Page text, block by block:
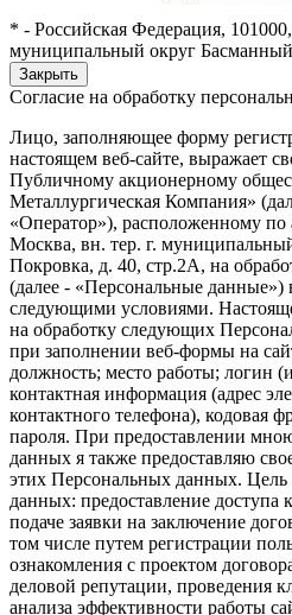
* - Российская Федерация,
муниципальный округ
Закрыть
Согласие на обработку
Лицо, заполняющее форму
настоящем веб-сайте, выражает
Публичному акционерному
Металлургическая Компания»
«Оператор»), расположенному по
Москва, вн. тер. г.
Покровка, д. 40, стр.2А, на
(далее - «Персональные данные»)
следующими условиями.
на обработку следующих
при заполнении веб-формы на
должность; место работы; логин
контактная информация (адрес
контактного телефона), кодовая
пароля. При предоставлении
данных я также предоставляю
этих Персональных данных.
данных: предоставление доступа
подаче заявки на заключение
том числе путем регистрации
ознакомления с проектом
деловой репутации, проведения
анализа эффективности работы